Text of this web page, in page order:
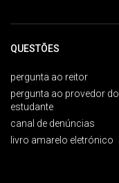
QUESTÕES
pergunta ao reitor
pergunta ao provedor do
estudante
canal de denúncias
livro amarelo eletrónico